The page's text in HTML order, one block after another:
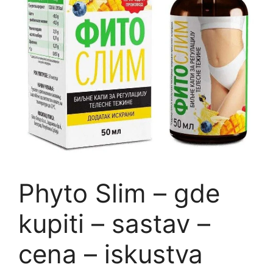
Phyto Slim – gde
kupiti – sastav –
cena – iskustva